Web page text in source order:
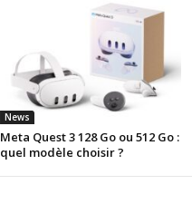
News
Meta Quest 3 128 Go ou 512 Go :
quel modèle choisir ?